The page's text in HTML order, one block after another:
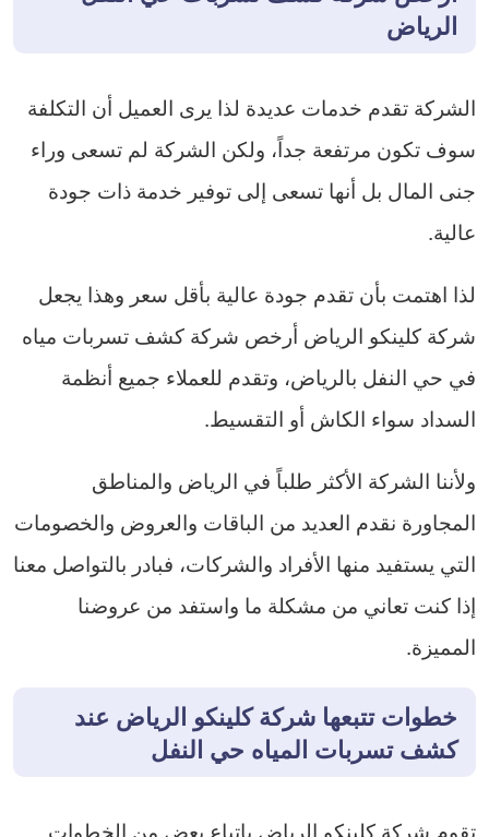
الرياض
الشركة تقدم خدمات عديدة لذا يرى العميل أن التكلفة
سوف تكون مرتفعة جداً، ولكن الشركة لم تسعى وراء
جنى المال بل أنها تسعى إلى توفير خدمة ذات جودة
عالية.
لذا اهتمت بأن تقدم جودة عالية بأقل سعر وهذا يجعل
شركة كلينكو الرياض أرخص شركة كشف تسربات مياه
في حي النفل بالرياض، وتقدم للعملاء جميع أنظمة
السداد سواء الكاش أو التقسيط.
ولأننا الشركة الأكثر طلباً في الرياض والمناطق
المجاورة نقدم العديد من الباقات والعروض والخصومات
التي يستفيد منها الأفراد والشركات، فبادر بالتواصل معنا
إذا كنت تعاني من مشكلة ما واستفد من عروضنا
المميزة.
خطوات تتبعها شركة كلينكو الرياض عند
كشف تسربات المياه حي النفل
تقوم شركة كلينكو الرياض باتباع بعض من الخطوات